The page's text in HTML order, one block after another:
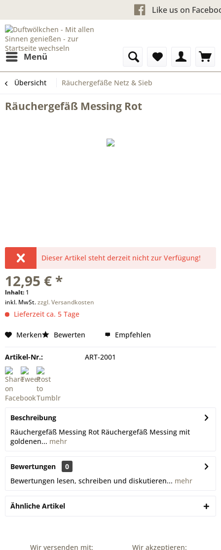
Kostenloser Versand ab 60
Like us
Menü
Übersicht Räuchergefäße Netz & Sieb
Räuchergefäß Messing Rot
Dieser Artikel steht derzeit nicht zur Verfügung!
12,95 € *
Inhalt: 1
inkl. MwSt.zzgl. Versandkosten
Lieferzeit ca. 5 Tage
Merken Bewerten Empfehlen
Artikel-Nr.: ART-2001
Beschreibung
Räuchergefäß Messing Rot Räuchergefäß Messing mit
goldenen... mehr
Bewertungen
0
Bewertungen lesen, schreiben und diskutieren... mehr
Ähnliche Artikel
Wir versenden mit: Wir akzeptieren: